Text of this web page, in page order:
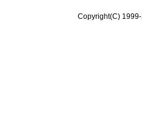
Copyright(C)